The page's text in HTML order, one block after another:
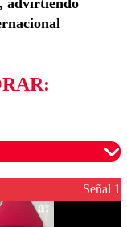
, advirtiendo
garantizar un
Señal 1